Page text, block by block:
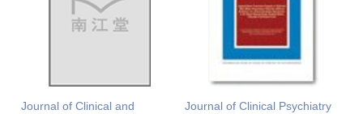
Journal of Clinical and
Journal of Clinical Psychiatry